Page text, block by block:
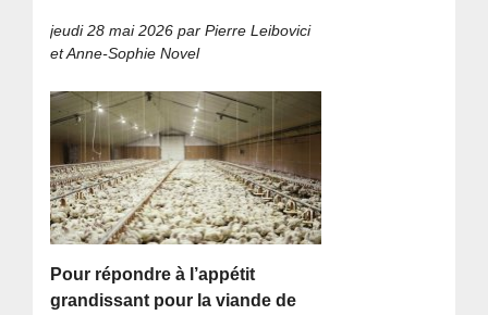
jeudi 28 mai 2026 par Pierre Leibovici
et Anne-Sophie Novel
Pour répondre à l’appétit
grandissant pour la viande de